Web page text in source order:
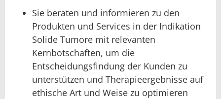
Sie beraten und informieren zu den
Produkten und Services in der Indikation
Solide Tumore mit relevanten
Kernbotschaften, um die
Entscheidungsfindung der Kunden zu
unterstützen und Therapieergebnisse auf
ethische Art und Weise zu optimieren